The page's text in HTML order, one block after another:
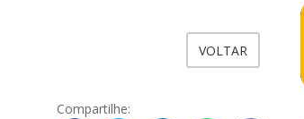
VOLTAR
Compartilhe: